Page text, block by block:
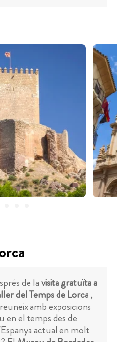
de lavisita gratuïta a
del Temps de Lorca,
amb exposicions
en el temps des de
actual en molt